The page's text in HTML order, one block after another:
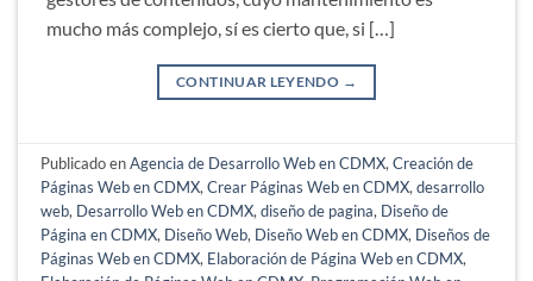
mucho más complejo, sí es cierto que, si […]
CONTINUAR LEYENDO →
Publicado enAgencia de Desarrollo Web en CDMX,Creación de
Páginas Web en CDMX,Crear Páginas Web en CDMX,desarrollo
web, Desarrollo Web en CDMX,diseño de pagina, Diseño de
Página en CDMX, Diseño Web, Diseño Web en CDMX, Diseños de
Páginas Web en CDMX, Elaboración de Página Web en CDMX,